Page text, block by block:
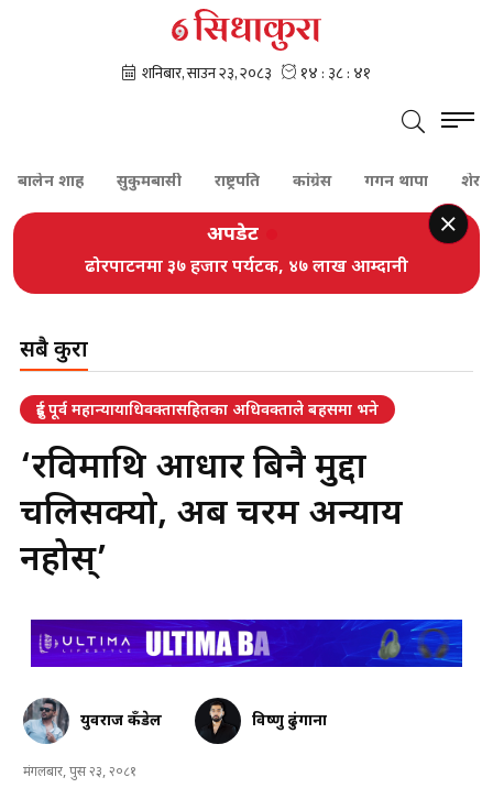
बालेन शाह सुकुमबासी राष्ट्रपति कांग्रेस गगन थापा
अपडेट
ढोरपाटनमा ३७ हजार पर्यटक, ४७ लाख आम्दानी
सबै कुरा
दुई पूर्व महान्यायाधिवक्तासहितका अधिवक्ताले बहसमा भने
‘रविमाथि आधार बिनै मुद्दा
चलिसक्यो, अब चरम अन्याय
नहोस्’
युवराज कँडेल विष्णु ढुंगाना
मंगलबार, पुस २३, २०८१